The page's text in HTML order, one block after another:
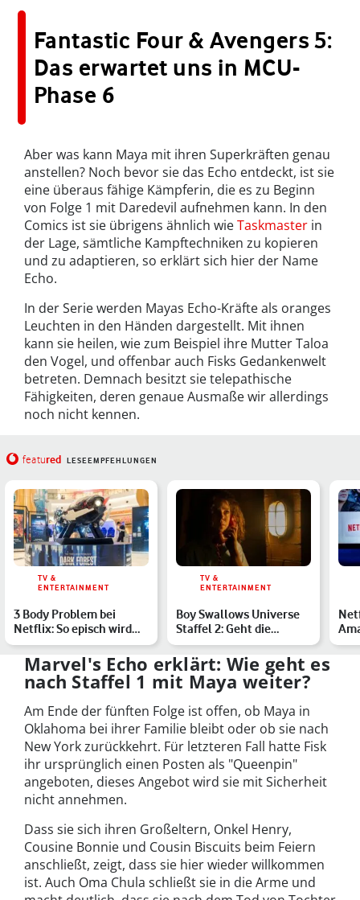
Fantastic Four & Avengers 5:
Das erwartet uns in MCU-
Phase 6
Aber was kann Maya mit ihren Superkräften genau
anstellen? Noch bevor sie das Echo entdeckt, ist sie
eine überaus fähige Kämpferin, die es zu Beginn
von Folge 1 mit Daredevil aufnehmen kann. In den
Comics ist sie übrigens ähnlich wieTaskmaster in
der Lage, sämtliche Kampftechniken zu kopieren
und zu adaptieren, so erklärt sich hier der Name
Echo.
In der Serie werden Mayas Echo-Kräfte als oranges
Leuchten in den Händen dargestellt. Mit ihnen
kann sie heilen, wie zum Beispiel ihre Mutter Taloa
den Vogel, und offenbar auch Fisks Gedankenwelt
betreten. Demnach besitzt sie telepathische
Fähigkeiten, deren genaue Ausmaße wir allerdings
noch nicht kennen.
featured LESEEMPFEHLUNGEN
TV &
ENTERTAINMENT
3 Body Problem bei
Netflix: So episch wird
die neue Serie der GoT…
TV &
ENTERTAINMENT
Boy Swallows Universe
Staffel 2: Geht die
Netflix-Serie weiter?
Marvel's Echo erklärt: Wie geht es
nach Staffel 1 mit Maya weiter?
Am Ende der fünften Folge ist offen, ob Maya in
Oklahoma bei ihrer Familie bleibt oder ob sie nach
New York zurückkehrt. Für letzteren Fall hatte Fisk
ihr ursprünglich einen Posten als "Queenpin"
angeboten, dieses Angebot wird sie mit Sicherheit
nicht annehmen.
Dass sie sich ihren Großeltern, Onkel Henry,
Cousine Bonnie und Cousin Biscuits beim Feiern
anschließt, zeigt, dass sie hier wieder willkommen
ist. Auch Oma Chula schließt sie in die Arme und